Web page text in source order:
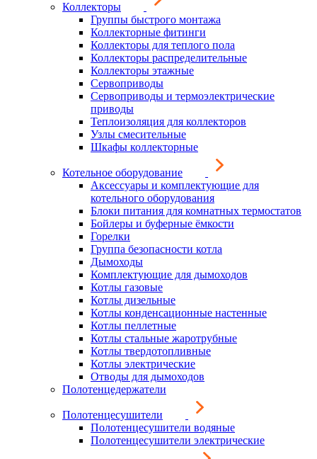
Коллекторы
Группы быстрого монтажа
Коллекторные фитинги
Коллекторы для теплого пола
Коллекторы распределительные
Коллекторы этажные
Сервоприводы
Сервоприводы и термоэлектрические
приводы
Теплоизоляция для коллекторов
Узлы смесительные
Шкафы коллекторные
Котельное оборудование
Аксессуары и комплектующие для
котельного оборудования
Блоки питания для комнатных термостатов
Бойлеры и буферные ёмкости
Горелки
Группа безопасности котла
Дымоходы
Комплектующие для дымоходов
Котлы газовые
Котлы дизельные
Котлы конденсационные настенные
Котлы пеллетные
Котлы стальные жаротрубные
Котлы твердотопливные
Котлы электрические
Отводы для дымоходов
Полотенцедержатели
Полотенцесушители
Полотенцесушители водяные
Полотенцесушители электрические